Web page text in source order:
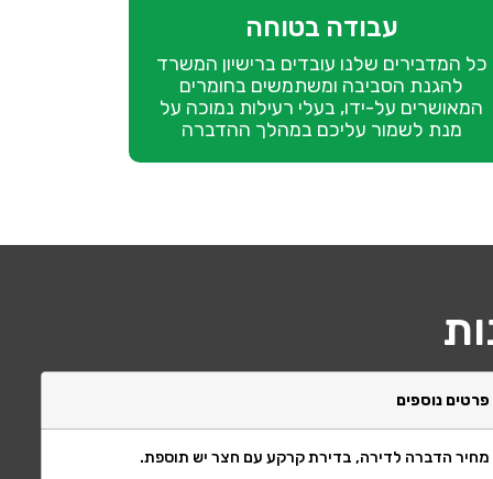
עבודה בטוחה
כל המדבירים שלנו עובדים ברישיון המשרד
להגנת הסביבה ומשתמשים בחומרים
המאושרים על-ידו, בעלי רעילות נמוכה על
מנת לשמור עליכם במהלך ההדברה
פרטים נוספים
מחיר הדברה לדירה, בדירת קרקע עם חצר יש תוספת.